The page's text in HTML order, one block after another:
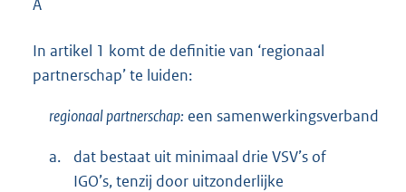
A
In artikel 1 komt de definitie van ‘regionaal
partnerschap’ te luiden:
regionaal partnerschap: een samenwerkingsverband
a.
dat bestaat uit minimaal drie VSV’s of
IGO’s, tenzij door uitzonderlijke